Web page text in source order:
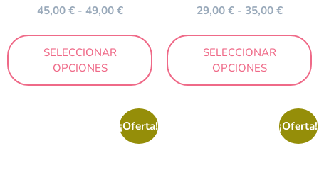
Naranja
Negro
Nude
Oro
45,00€ - 49,00€
SELECCIONAR
OPCIONES
29,00€ - 35,00€
SELECCIONAR
OPCIONES
¡Oferta! ¡Oferta!